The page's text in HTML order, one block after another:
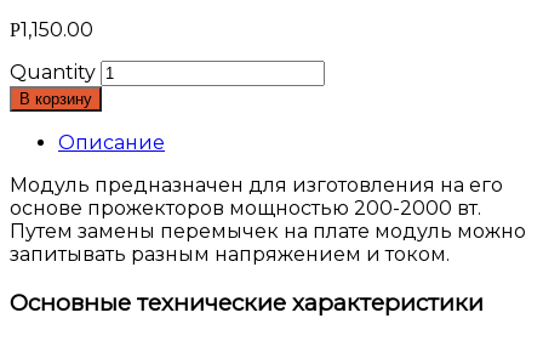
Р1,150.00
Quantity
В корзину
Описание
Модуль предназначен для изготовления на его
основе прожекторов мощностью 200-2000 вт.
Путем замены перемычек на плате модуль можно
запитывать разным напряжением и током.
Основные технические характеристики